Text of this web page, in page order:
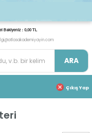
Bakiyeniz : 0,00 TL
ARA
Çıkış Yap